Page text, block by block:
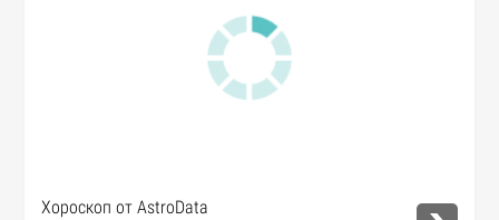
Хороскоп от AstroData